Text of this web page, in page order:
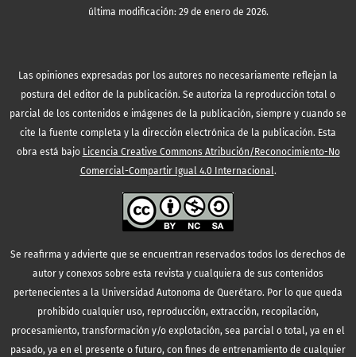
última modificación: 29 de enero de 2026.
Las opiniones expresadas por los autores no necesariamente reflejan la
postura del editor de la publicación. Se autoriza la reproducción total o
parcial de los contenidos e imágenes de la publicación, siempre y cuando se
cite la fuente completa y la dirección electrónica de la publicación. Esta
obra está bajo Licencia Creative Commons Atribución/Reconocimiento-No
Comercial-Compartir Igual 4.0 Internacional.
Se reafirma y advierte que se encuentran reservados todos los derechos de
autor y conexos sobre esta revista y cualquiera de sus contenidos
pertenecientes a la Universidad Autonoma de Querétaro. Por lo que queda
prohibido cualquier uso, reproducción, extracción, recopilación,
procesamiento, transformación y/o explotación, sea parcial o total, ya en el
pasado, ya en el presente o futuro, con fines de entrenamiento de cualquier